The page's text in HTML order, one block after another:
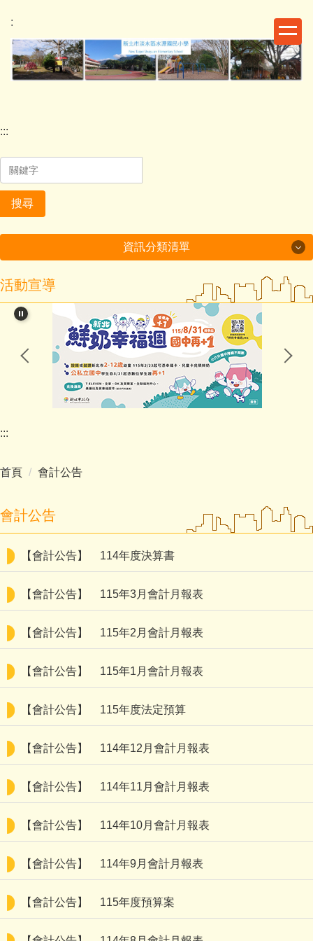
到
主
要
內
:
:::
搜尋
資訊分類清單
家長專區
教導處專區
輔導室專區
幼兒園專區
活動宣導
:::
首頁 會計公告
會計公告
【會計公告】 114年度決算書
【會計公告】 115年3月會計月報表
【會計公告】 115年2月會計月報表
【會計公告】 115年1月會計月報表
【會計公告】 115年度法定預算
【會計公告】 114年12月會計月報表
【會計公告】 114年11月會計月報表
【會計公告】 114年10月會計月報表
【會計公告】 114年9月會計月報表
【會計公告】 115年度預算案